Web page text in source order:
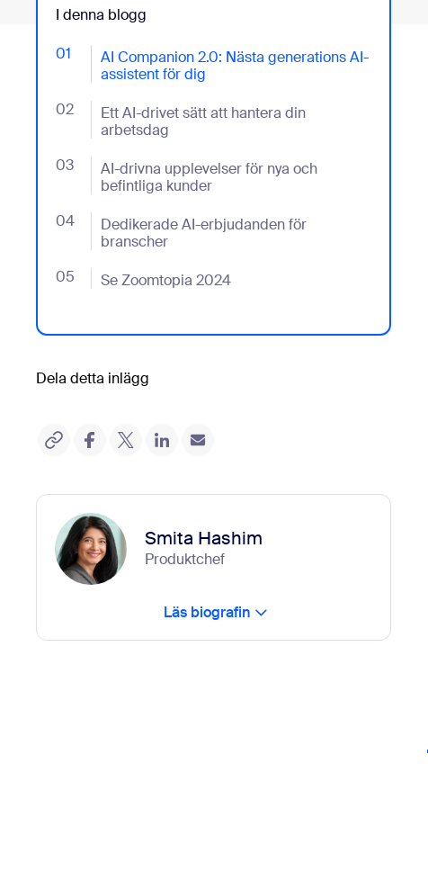
I denna blogg
01
AI Companion 2.0: Nästa generations AI-
assistent för dig
- Jumplink to AI Companion 2.0: Nästa generations AI-
02
Ett AI-drivet sätt att hantera din
arbetsdag
- Jumplink to Ett AI-drivet sätt att hantera din arbetsdag
03
AI-drivna upplevelser för nya och
befintliga kunder
- Jumplink to AI-drivna upplevelser för nya och
04
Dedikerade AI-erbjudanden för
branscher
- Jumplink to Dedikerade AI-erbjudanden för branscher
05 Se Zoomtopia 2024
- Jumplink to Se Zoomtopia 2024
Dela detta inlägg
Smita Hashim
Produktchef
Läs biografin